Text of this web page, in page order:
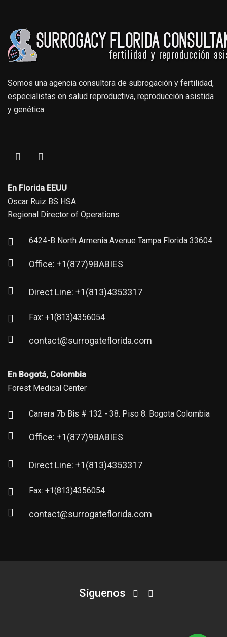
Somos una agencia consultora de subrogación y fertilidad,
especialistas en salud reproductiva, reproducción asistida
y genética.
En Florida EEUU
Oscar Ruiz BS HSA
Regional Director of Operations
6424-B North Armenia Avenue Tampa Florida 33604
Office: +1(877)9BABIES
Direct Line: +1(813)4353317
Fax: +1(813)4356054
contact@surrogateflorida.com
En Bogotá, Colombia
Forest Medical Center
Carrera 7b Bis # 132 - 38. Piso 8. Bogota Colombia
Office: +1(877)9BABIES
Direct Line: +1(813)4353317
Fax: +1(813)4356054
contact@surrogateflorida.com
Síguenos